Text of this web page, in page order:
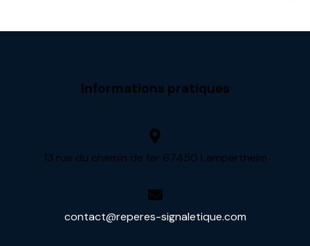
Informations pratiques
13 rue du chemin de fer 67450 Lampertheim
contact@reperes-signaletique.com